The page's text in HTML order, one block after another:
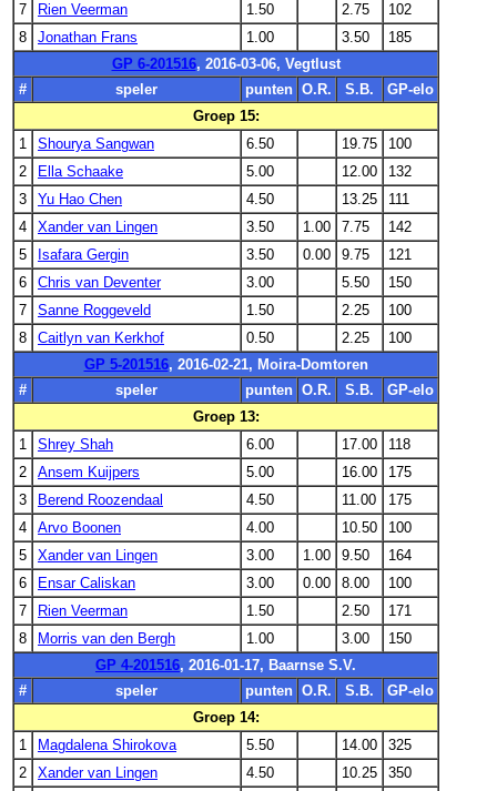
7
Rien Veerman 1.50 2.75
102
8
Jonathan Frans 1.00 3.50
185
GP 6-201516, 2016-03-06, Vegtlust
#
speler punten O.R. S.B.
GP-elo
Groep 15:
1
Shourya Sangwan 6.50 19.75
100
2
Ella Schaake 5.00 12.00
132
3
Yu Hao Chen 4.50 13.25
111
4
Xander van Lingen 3.50 1.00 7.75
142
5
Isafara Gergin 3.50 0.00 9.75
121
6
Chris van Deventer 3.00 5.50
150
7
Sanne Roggeveld 1.50 2.25
100
8
Caitlyn van Kerkhof 0.50 2.25
100
GP 5-201516, 2016-02-21, Moira-Domtoren
#
speler punten O.R. S.B.
GP-elo
Groep 13:
1
Shrey Shah 6.00 17.00
118
2
Ansem Kuijpers 5.00 16.00
175
3
Berend Roozendaal 4.50 11.00
175
4
Arvo Boonen 4.00 10.50
100
5
Xander van Lingen 3.00 1.00 9.50
164
6
Ensar Caliskan 3.00 0.00 8.00
100
7
Rien Veerman 1.50 2.50
171
8
Morris van den Bergh 1.00 3.00
150
GP 4-201516, 2016-01-17, Baarnse S.V.
#
speler punten O.R. S.B.
GP-elo
Groep 14:
1
Magdalena Shirokova 5.50 14.00
325
2
Xander van Lingen 4.50 10.25
350